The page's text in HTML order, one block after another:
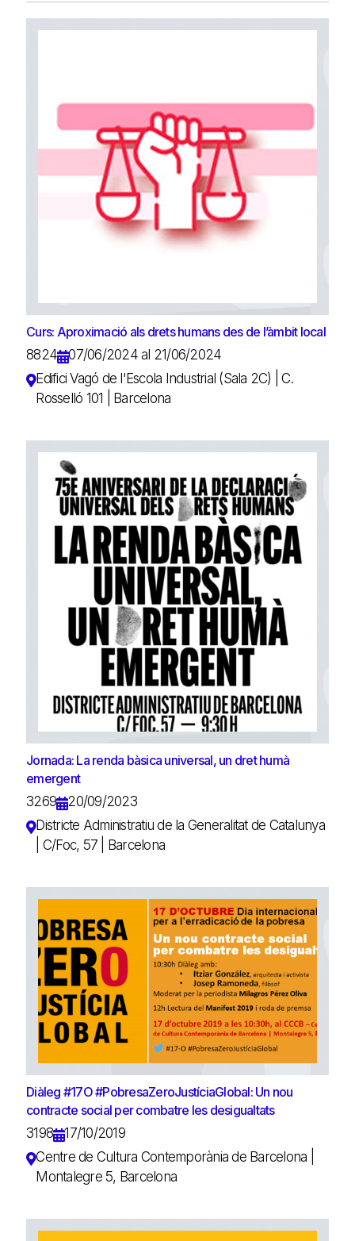
Curs: Aproximació als drets humans des de l’àmbit local
8824
07/06/2024 al 21/06/2024
Edifici Vagó de l'Escola Industrial (Sala 2C) | C.
Rosselló 101 | Barcelona
Jornada: La renda bàsica universal, un dret humà
emergent
3269
20/09/2023
Districte Administratiu de la Generalitat de Catalunya
| C/Foc, 57 | Barcelona
Diàleg #17O #PobresaZeroJustíciaGlobal: Un nou
contracte social per combatre les desigualtats
3198
17/10/2019
Centre de Cultura Contemporània de Barcelona |
Montalegre 5, Barcelona